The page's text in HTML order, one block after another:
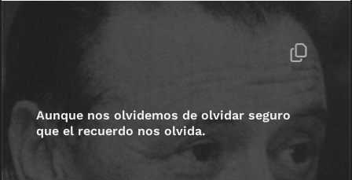
Aunque nos olvidemos de olvidar seguro
que el recuerdo nos olvida.